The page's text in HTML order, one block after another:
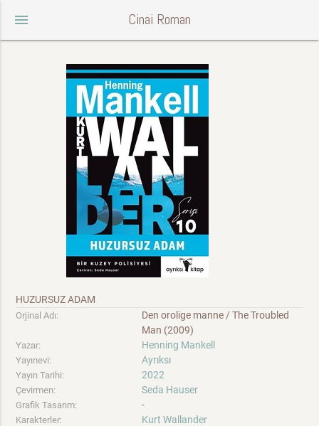
menu Cinai Roman
HUZURSUZ ADAM
Orjinal Adı:
Den orolige manne / The Troubled
Man (2009)
Yazar: Henning Mankell
Yayınevi: Ayrıksı
Yayın Tarihi: 2022
Çevirmen: Seda Hauser
Grafik Tasarım: -
Karakterler: Kurt Wallander